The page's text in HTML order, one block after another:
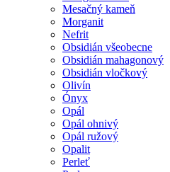
Mesačný kameň
Morganit
Nefrit
Obsidián všeobecne
Obsidián mahagonový
Obsidián vločkový
Olivín
Ónyx
Opál
Opál ohnivý
Opál ružový
Opalit
Perleť